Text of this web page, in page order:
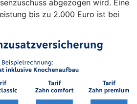
abgezogen wird. Eine
bis zu 2.000 Euro ist bei